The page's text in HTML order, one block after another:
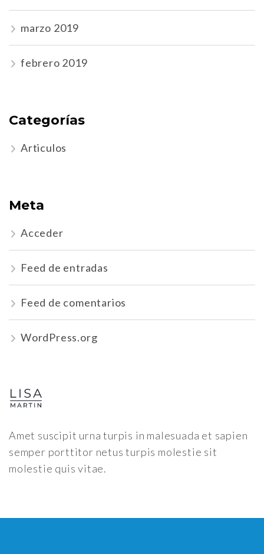
marzo 2019
febrero 2019
Categorías
Articulos
Meta
Acceder
Feed de entradas
Feed de comentarios
WordPress.org
Amet suscipit urna turpis in malesuada et sapien
semper porttitor netus turpis molestie sit
molestie quis vitae.